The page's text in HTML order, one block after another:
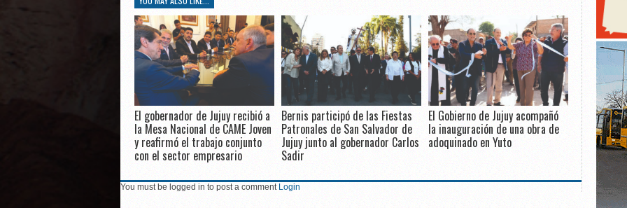
El gobernador de Jujuy recibió a
la Mesa Nacional de CAME Joven
y reafirmó el trabajo conjunto
con el sector empresario
Bernis participó de las Fiestas
Patronales de San Salvador de
Jujuy junto al gobernador Carlos
Sadir
El Gobierno de Jujuy acompañó
la inauguración de una obra de
adoquinado en Yuto
You must be logged in to post a comment Login